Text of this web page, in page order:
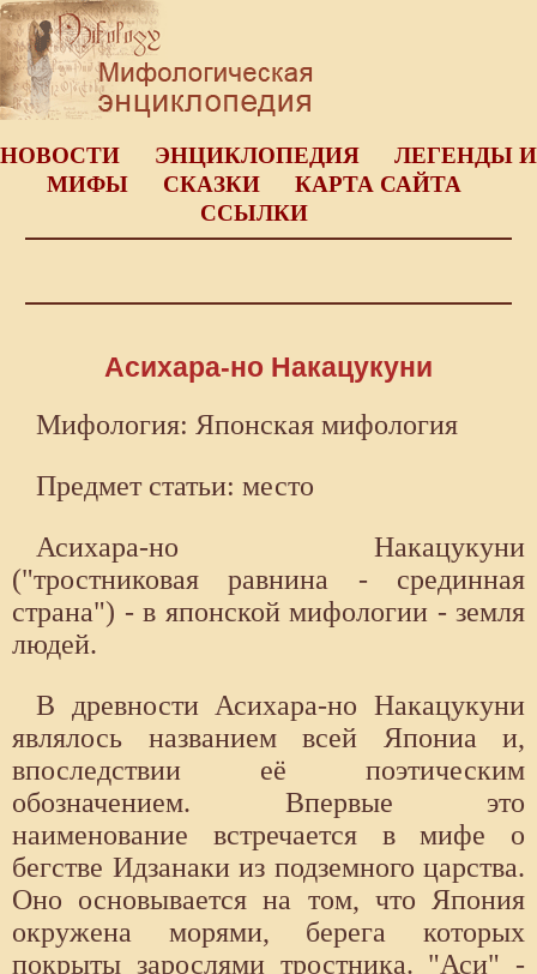
НОВОСТИ ЭНЦИКЛОПЕДИЯ
ЛЕГЕНДЫ И
МИФЫ
СКАЗКИ
КАРТА САЙТА
ССЫЛКИ
Асихара-но Накацукуни
Мифология: Японская мифология
Предмет статьи: место
Асихара-но Накацукуни
("тростниковая равнина - срединная
страна") - в японской мифологии - земля
людей.
В древности Асихара-но Накацукуни
являлось названием всей Япониа и,
впоследствии её поэтическим
обозначением. Впервые это
наименование встречается в мифе о
бегстве Идзанаки из подземного царства.
Оно основывается на том, что Япония
окружена морями, берега которых
покрыты зарослями тростника. "Аси" -